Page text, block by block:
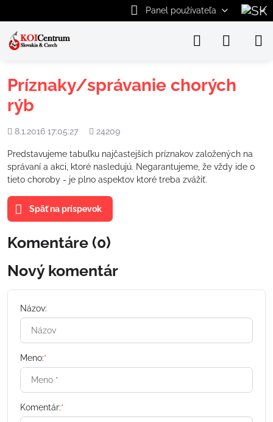
Panel používateľa
Príznaky/správanie chorých
rýb
Pridané
8.1.2016 17:05:27
Počet
24209
Predstavujeme tabuľku najčastejších príznakov založených na
správaní a akci, ktoré nasledujú. Negarantujeme, že vždy ide o
tieto choroby - je plno aspektov ktoré treba zvážiť.
Späť na príspevok
Komentáre (0)
Nový komentár
Názov:
Meno:*
Komentár:*